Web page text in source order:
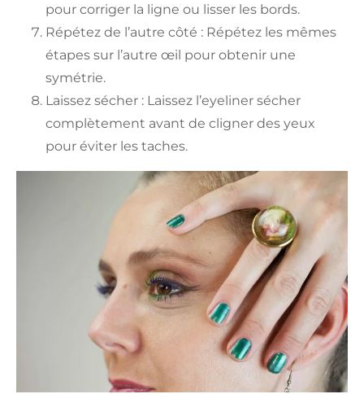
pour corriger la ligne ou lisser les bords.
Répétez de l’autre côté : Répétez les mêmes
étapes sur l’autre œil pour obtenir une
symétrie.
Laissez sécher : Laissez l’eyeliner sécher
complètement avant de cligner des yeux
pour éviter les taches.